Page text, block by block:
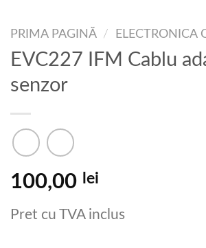
PRIMA PAGINĂ / ELECTRONICA
EVC227 IFM Cablu
senzor
100,00 lei
Pret cu TVA inclus